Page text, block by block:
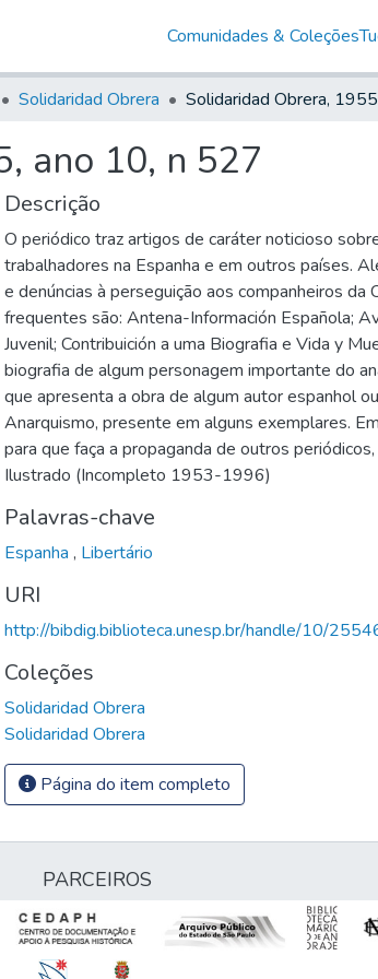
Comunidades & Coleções
Solidaridad Obrera
ano 10, n 527
Descrição
O periódico traz artigos de caráter noticioso
trabalhadores na Espanha e em outros países.
e denúncias à perseguição aos companheiros da
frequentes são: Antena-Información Española;
Juvenil; Contribuición a uma Biografia e Vida y
biografia de algum personagem importante do
que apresenta a obra de algum autor espanhol
Anarquismo, presente em alguns exemplares.
para que faça a propaganda de outros
Ilustrado (Incompleto 1953-1996)
Palavras-chave
Espanha , Libertário
URI
http://bibdig.biblioteca.unesp.br/handle/10/
Coleções
Solidaridad Obrera
Solidaridad Obrera
Página do item completo
PARCEIROS